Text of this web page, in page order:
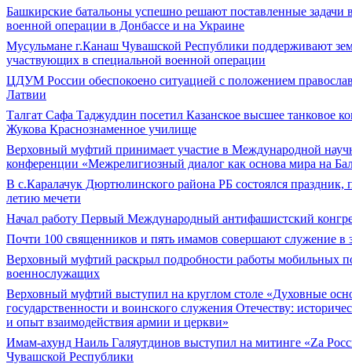
Башкирские батальоны успешно решают поставленные задачи
военной операции в Донбассе и на Украине
Мусульмане г.Канаш Чувашской Республики поддерживают
участвующих в специальной военной операции
ЦДУМ России обеспокоено ситуацией с положением
Латвии
Талгат Сафа Таджуддин посетил Казанское высшее танковое
Жукова Краснознаменное училище
Верховный муфтий принимает участие в Международной
конференции «Межрелигиозный диалог как основа мира на
В с.Каралачук Дюртюлинского района РБ состоялся
летию мечети
Начал работу Первый Международный антифашистский
Почти 100 священников и пять имамов совершают служение
Верховный муфтий раскрыл подробности работы мобильных
военнослужащих
Верховный муфтий выступил на круглом столе «Духовные
государственности и воинского служения Отечеству:
и опыт взаимодействия армии и церкви»
Имам-ахунд Наиль Галяутдинов выступил на митинге «Zа
Чувашской Республики